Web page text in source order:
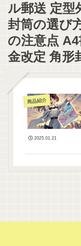
ル郵送 定型
封筒の選び
の注意点
金改定 角形
商品紹介
2025.01.21